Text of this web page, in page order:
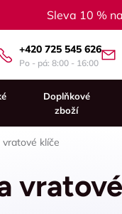
Sleva 10 %
+420 725 545 626
Po - pá: 8:00 - 16:00
Doplňkové
zboží
klíče